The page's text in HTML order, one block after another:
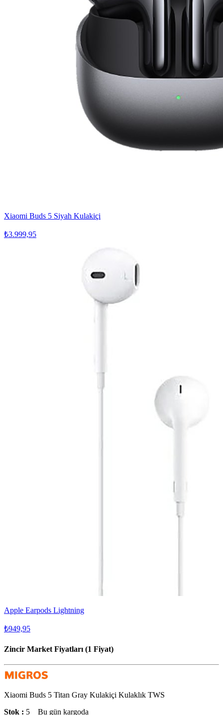
Xiaomi Buds 5 Siyah Kulakiçi
₺3.999,95
Apple Earpods Lightning
₺949,95
Zincir Market Fiyatları (1 Fiyat)
Xiaomi Buds 5 Titan Gray Kulakiçi Kulaklık TWS
Stok : 5 Bu gün kargoda